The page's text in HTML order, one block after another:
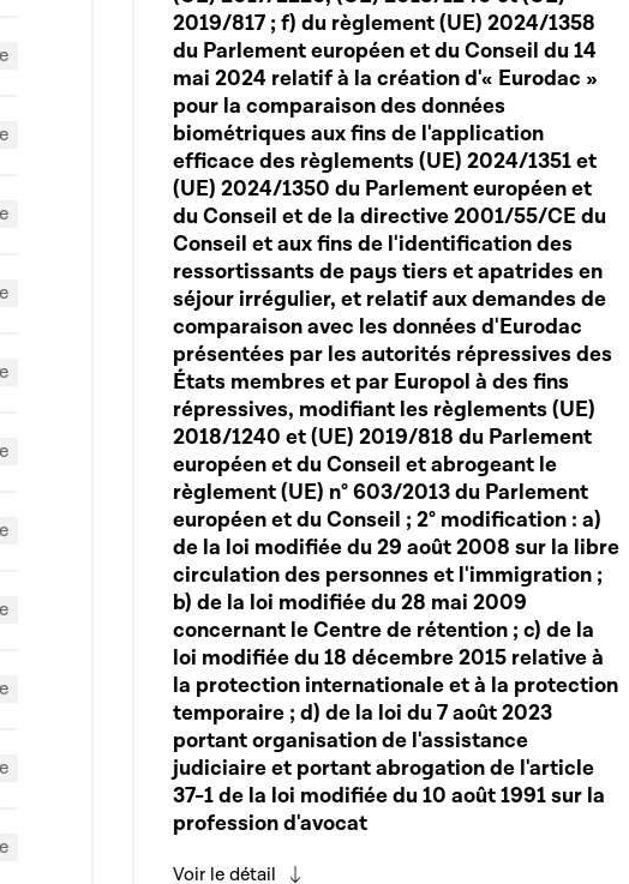
2019/817 ; f) du règlement (UE) 2024/1358
du Parlement européen et du Conseil du 14
mai 2024 relatif à la création d'« Eurodac »
pour la comparaison des données
biométriques aux fins de l'application
efficace des règlements (UE) 2024/1351 et
(UE) 2024/1350 du Parlement européen et
du Conseil et de la directive 2001/55/CE du
Conseil et aux fins de l'identification des
ressortissants de pays tiers et apatrides en
séjour irrégulier, et relatif aux demandes de
comparaison avec les données d'Eurodac
présentées par les autorités répressives des
États membres et par Europol à des fins
répressives, modifiant les règlements (UE)
2018/1240 et (UE) 2019/818 du Parlement
européen et du Conseil et abrogeant le
règlement (UE) n° 603/2013 du Parlement
européen et du Conseil ; 2° modification : a)
de la loi modifiée du 29 août 2008 sur la libre
circulation des personnes et l'immigration ;
b) de la loi modifiée du 28 mai 2009
concernant le Centre de rétention ; c) de la
loi modifiée du 18 décembre 2015 relative à
la protection internationale et à la protection
temporaire ; d) de la loi du 7 août 2023
portant organisation de l'assistance
judiciaire et portant abrogation de l'article
37-1 de la loi modifiée du 10 août 1991 sur la
profession d'avocat
Voir le détail